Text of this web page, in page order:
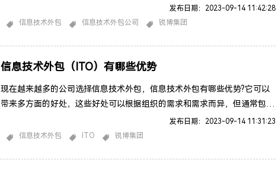
灵活性，同时将精力集中于核心业务。以下是信息技术外包的一些主要好
处：降低成本：外包通常能够降低组织的IT成本，因为外包供应商通常可以
和
发布日期：2023-09-14 11:42:28
信息技术外包
信息技术外包公司 锐博集团
信息技术外包（ITO）有哪些优势
现在越来越多的公司选择信息技术外包，信息技术外包有哪些优势?它可以
带来多方面的好处，这些好处可以根据组织的需求和需求而异，但通常包括
以下一些方面：降低成本：信息技术外包通常能够降低组织的IT支出。外包
服务通常能够以较高的成本提供IT服务，因为它们可以从规模经济中受益，
发布日期：2023-09-14 11:31:23
信息技术外包
ITO 锐博集团